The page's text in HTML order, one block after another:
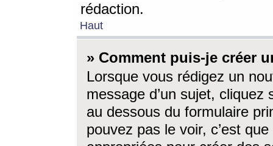
rédaction.
Haut
» Comment puis-je créer
Lorsque vous rédigez un
message d’un sujet, cliquez
au dessous du formulaire
pouvez pas le voir, c’est